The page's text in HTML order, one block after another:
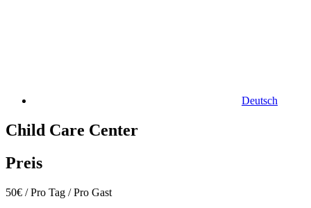
Deutsch
Child Care Center
Preis
50€ / Pro Tag / Pro Gast